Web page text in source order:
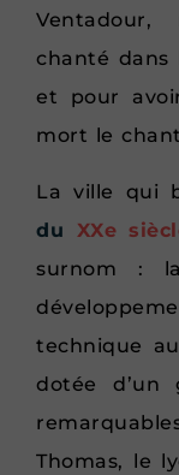
chanté dans
et pour
mort le
La ville qui
du XXe
surnom :
technique au
dotée d’un
Thomas, le